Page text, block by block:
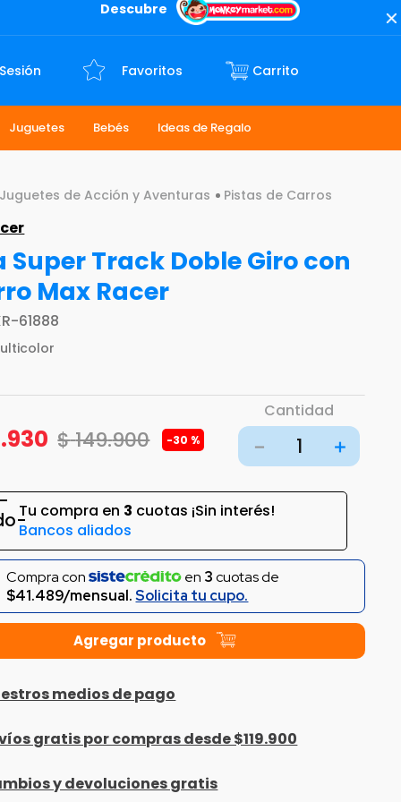
Descubre
Favoritos
Juguetes Bebés Ideas de Regalo
Juguetes de Acción y Aventuras Pistas de Carros
Super Track Doble Giro con
Max Racer
61888
.930 $149.900 -30 %
Cantidad
＋
－
Tu compra en 3 cuotas ¡Sin interés!
Bancos aliados
Compra con en 3cuotas de
$41.489/mensual.Solicita tu cupo.
medios de pago
gratis por compras desde $119.900
y devoluciones gratis